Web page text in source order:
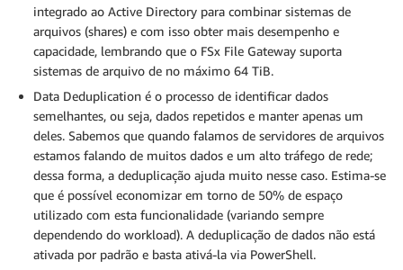
integrado ao Active Directory para combinar sistemas de
arquivos (shares) e com isso obter mais desempenho e
capacidade, lembrando que o FSx File Gateway suporta
sistemas de arquivo de no máximo 64 TiB.
Data Deduplication é o processo de identificar dados
semelhantes, ou seja, dados repetidos e manter apenas um
deles. Sabemos que quando falamos de servidores de arquivos
estamos falando de muitos dados e um alto tráfego de rede;
dessa forma, a deduplicação ajuda muito nesse caso. Estima-se
que é possível economizar em torno de 50% de espaço
utilizado com esta funcionalidade (variando sempre
dependendo do workload). A deduplicação de dados não está
ativada por padrão e basta ativá-la via PowerShell.